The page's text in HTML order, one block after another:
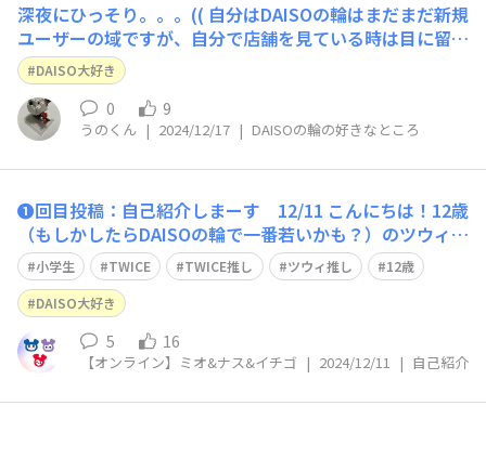
深夜にひっそり。。。(( 自分はDAISOの輪はまだまだ新規
ユーザーの域ですが、自分で店舗を見ている時は目に留ま
らなかったいい情報がいっぱい飛び込んでくるので毎日ワ
クワクしてます！✨ サークル活動にも興味があって、近い
うちに参加してみようかソワソワしてます笑 このサイト
のおかげでこれからもDAI
DAISO大好き
0 9
うのくん | 2024/12/17 | DAISOの輪の好きなところ
❶回目投稿：自己紹介しまーす 12/11 こんにちは！12歳
（もしかしたらDAISOの輪で一番若いかも？）のツウィ推
し ミオです。趣味はDAISOに行くことと推し活です。 ま
だまだ未熟なので色々先輩方教えていただけると嬉しいで
す。 毎日は無理（受験なので）ですができるだけ顔を見
せようと思っていま
小学生 TWICE TWICE推し ツウィ推し
12歳
DAISO大好き
5 16
【オンライン】ミオ&ナス&イチゴ | 2024/12/11 | 自己紹介